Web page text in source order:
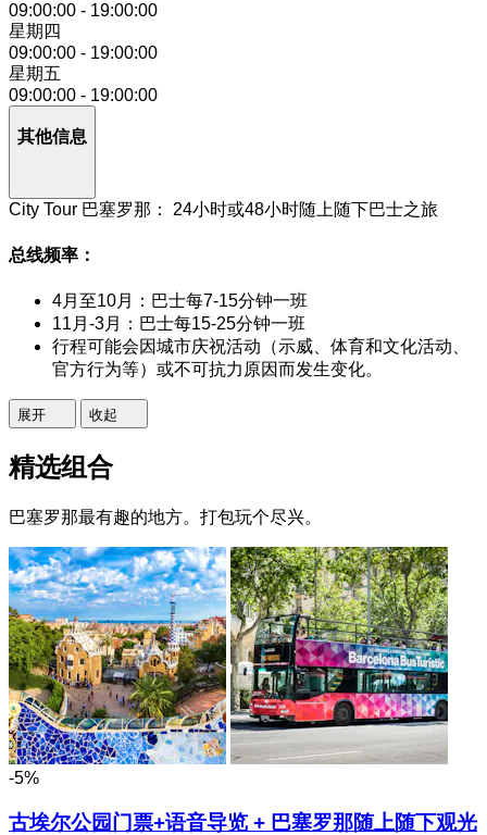
09:00:00 - 19:00:00
星期四
09:00:00 - 19:00:00
星期五
09:00:00 - 19:00:00
其他信息
City Tour 巴塞罗那： 24小时或48小时随上随下巴士之旅
总线频率：
4月至10月：巴士每7-15分钟一班
11月-3月：巴士每15-25分钟一班
行程可能会因城市庆祝活动（示威、体育和文化活动、
官方行为等）或不可抗力原因而发生变化。
展开 收起
精选组合
巴塞罗那最有趣的地方。打包玩个尽兴。
-5%
古埃尔公园门票+语音导览 + 巴塞罗那随上随下观光